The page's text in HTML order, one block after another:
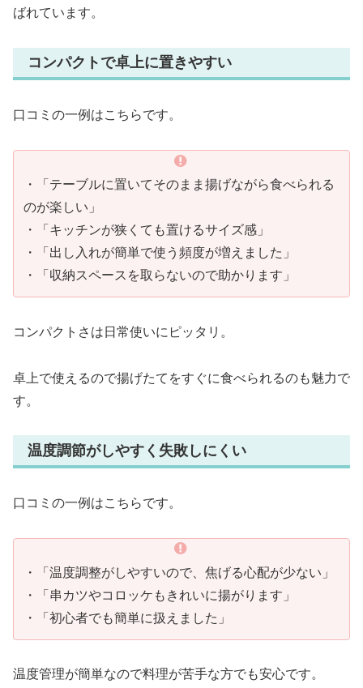
ばれています。
コンパクトで卓上に置きやすい
口コミの一例はこちらです。
・「テーブルに置いてそのまま揚げながら食べられる
のが楽しい」
・「キッチンが狭くても置けるサイズ感」
・「出し入れが簡単で使う頻度が増えました」
・「収納スペースを取らないので助かります」
コンパクトさは日常使いにピッタリ。
卓上で使えるので揚げたてをすぐに食べられるのも魅力で
す。
温度調節がしやすく失敗しにくい
口コミの一例はこちらです。
・「温度調整がしやすいので、焦げる心配が少ない」
・「串カツやコロッケもきれいに揚がります」
・「初心者でも簡単に扱えました」
温度管理が簡単なので料理が苦手な方でも安心です。